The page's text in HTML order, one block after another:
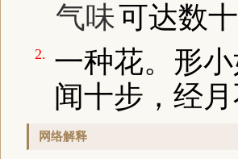
气味可达数
2. 一种花。形小
闻十步，经月
网络解释